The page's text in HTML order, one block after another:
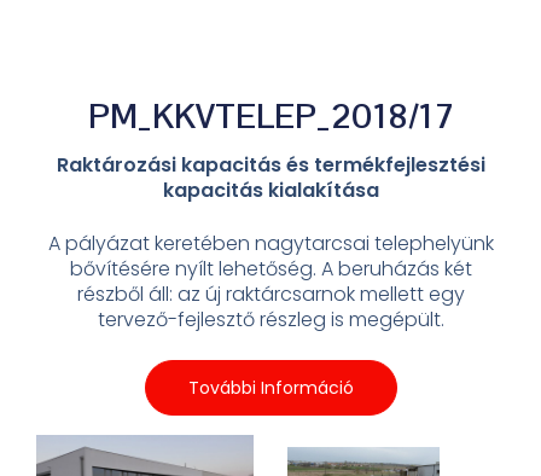
PM_KKVTELEP_2018/17
Raktározási kapacitás és termékfejlesztési
kapacitás kialakítása
A pályázat keretében nagytarcsai telephelyünk
bővítésére nyílt lehetőség. A beruházás két
részből áll: az új raktárcsarnok mellett egy
tervező-fejlesztő részleg is megépült.
További Információ